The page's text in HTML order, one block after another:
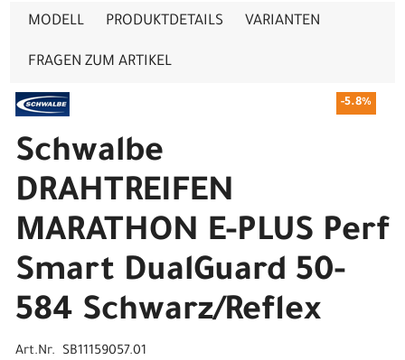
MODELL PRODUKTDETAILS VARIANTEN
FRAGEN ZUM ARTIKEL
-5.8%
Schwalbe
DRAHTREIFEN
MARATHON E-PLUS Perf
Smart DualGuard 50-
584 Schwarz/Reflex
Art.Nr. SB11159057.01